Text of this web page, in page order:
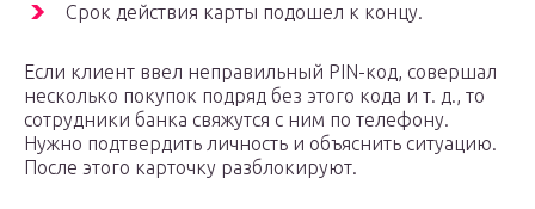
Срок действия карты подошел к концу.
Если клиент ввел неправильный PIN-код, совершал
несколько покупок подряд без этого кода и т. д., то
сотрудники банка свяжутся с ним по телефону.
Нужно подтвердить личность и объяснить ситуацию.
После этого карточку разблокируют.